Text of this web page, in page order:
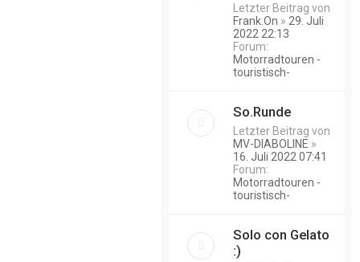
Letzter Beitrag von
Frank.On » 29. Juli
2022 22:13
Forum:
Motorradtouren -
touristisch-
So.Runde
Letzter Beitrag von
MV-DIABOLINE »
16. Juli 2022 07:41
Forum:
Motorradtouren -
touristisch-
Solo con Gelato
:)